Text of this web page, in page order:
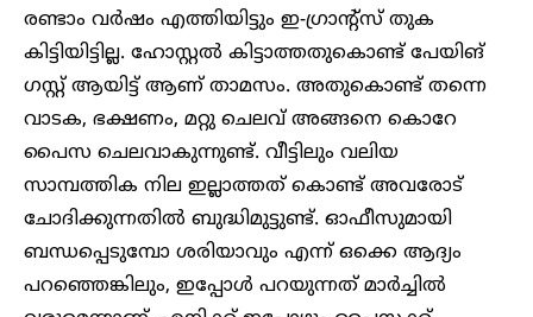
രണ്ടാം വർഷം എത്തിയിട്ടും ഇ-ഗ്രാന്റ്സ് തുക
കിട്ടിയിട്ടില്ല. ഹോസ്റ്റൽ കിട്ടാത്തതുകൊണ്ട് പേയിങ്
ഗസ്റ്റ് ആയിട്ട് ആണ് താമസം. അതുകൊണ്ട് തന്നെ
വാടക, ഭക്ഷണം, മറ്റു ചെലവ് അങ്ങനെ കൊറേ
പൈസ ചെലവാകുന്നുണ്ട്. വീട്ടിലും വലിയ
സാമ്പത്തിക നില ഇല്ലാത്തത് കൊണ്ട് അവരോട്
ചോദിക്കുന്നതിൽ ബുദ്ധിമുട്ടുണ്ട്. ഓഫീസുമായി
ബന്ധപ്പെടുമ്പോ ശരിയാവും എന്ന് ഒക്കെ ആദ്യം
പറഞ്ഞെങ്കിലും, ഇപ്പോൾ പറയുന്നത് മാർച്ചിൽ